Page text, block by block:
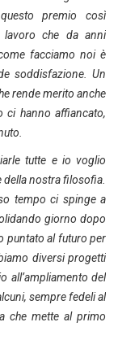
premio così
che da anni
facciamo noi è
soddisfazione. Un
rende merito anche
ci hanno affiancato,
tutte e io voglio
della nostra filosofia.
tempo ci spinge a
giorno dopo
puntato al futuro per
diversi progetti
all’ampliamento del
sempre fedeli al
che mette al primo